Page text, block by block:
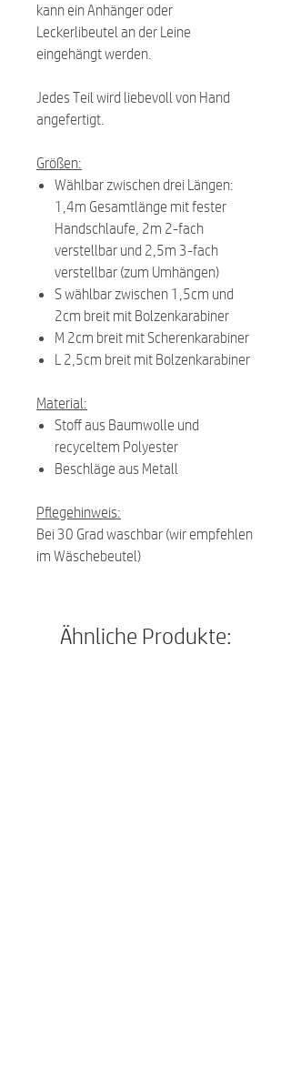
kann ein Anhänger oder
Leckerlibeutel an der Leine
eingehängt werden.
Jedes Teil wird liebevoll von Hand
angefertigt.
Größen:
Wählbar zwischen drei Längen:
1,4m Gesamtlänge mit fester
Handschlaufe, 2m 2-fach
verstellbar und 2,5m 3-fach
verstellbar (zum Umhängen)
S wählbar zwischen 1,5cm und
2cm breit mit Bolzenkarabiner
M 2cm breit mit Scherenkarabiner
L 2,5cm breit mit Bolzenkarabiner
Material:
Stoff aus Baumwolle und
recyceltem Polyester
Beschläge aus Metall
Pflegehinweis:
Bei 30 Grad waschbar (wir empfehlen
im Wäschebeutel)
Ähnliche Produkte: